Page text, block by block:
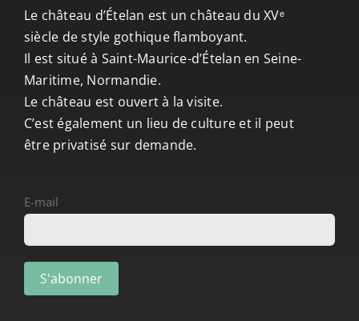
Le château d’Ételan est un château du XVᵉ
siècle de style gothique flamboyant.
Il est situé à Saint-Maurice-d’Ételan en Seine-
Maritime, Normandie.
Le château est ouvert à la visite.
C’est également un lieu de culture et il peut
être privatisé sur demande.
E-mail